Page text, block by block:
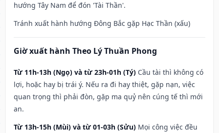
hướng Tây Nam để đón 'Tài Thần'.
Tránh xuất hành hướng Đông Bắc gặp Hạc Thần (xấu)
Giờ xuất hành Theo Lý Thuần Phong
Từ 11h-13h (Ngọ) và từ 23h-01h (Tý) Cầu tài thì không có
lợi, hoặc hay bị trái ý. Nếu ra đi hay thiệt, gặp nạn, việc
quan trọng thì phải đòn, gặp ma quỷ nên cúng tế thì mới
an.
Từ 13h-15h (Mùi) và từ 01-03h (Sửu) Mọi công việc đều